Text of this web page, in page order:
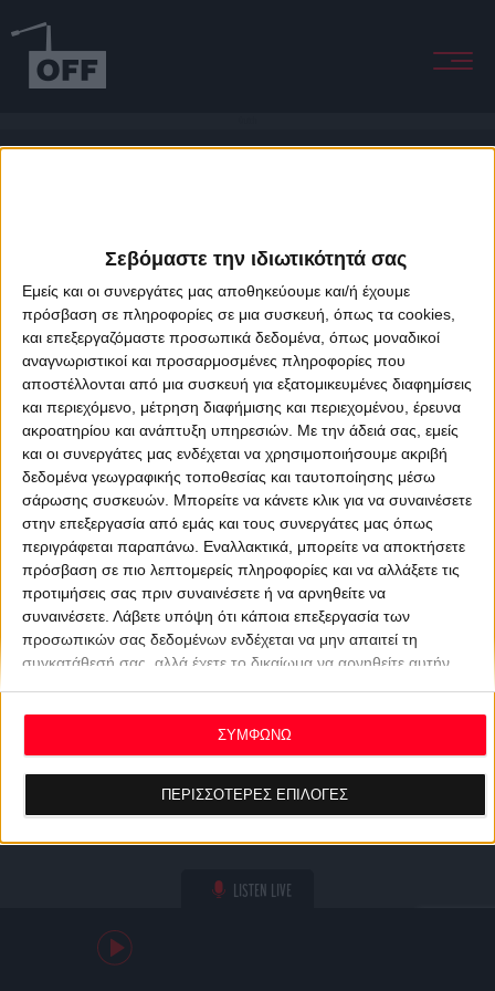
Σεβόμαστε την ιδιωτικότητά σας
Εμείς και οι συνεργάτες μας αποθηκεύουμε και/ή έχουμε
πρόσβαση σε πληροφορίες σε μια συσκευή, όπως τα cookies,
και επεξεργαζόμαστε προσωπικά δεδομένα, όπως μοναδικοί
αναγνωριστικοί και προσαρμοσμένες πληροφορίες που
αποστέλλονται από μια συσκευή για εξατομικευμένες διαφημίσεις
και περιεχόμενο, μέτρηση διαφήμισης και περιεχομένου, έρευνα
ακροατηρίου και ανάπτυξη υπηρεσιών. Με την άδειά σας, εμείς
και οι συνεργάτες μας ενδέχεται να χρησιμοποιήσουμε ακριβή
δεδομένα γεωγραφικής τοποθεσίας και ταυτοποίησης μέσω
σάρωσης συσκευών. Μπορείτε να κάνετε κλικ για να συναινέσετε
στην επεξεργασία από εμάς και τους συνεργάτες μας όπως
περιγράφεται παραπάνω. Εναλλακτικά, μπορείτε να αποκτήσετε
πρόσβαση σε πιο λεπτομερείς πληροφορίες και να αλλάξετε τις
προτιμήσεις σας πριν συναινέσετε ή να αρνηθείτε να
συναινέσετε. Λάβετε υπόψη ότι κάποια επεξεργασία των
προσωπικών σας δεδομένων ενδέχεται να μην απαιτεί τη
συγκατάθεσή σας, αλλά έχετε το δικαίωμα να αρνηθείτε αυτήν
ανακαλέσετε τη συγκατάθεσή σας ανά πάσα στιγμή
επιστρέφοντας σε αυτόν τον ιστότοπο και κάνοντας κλικ στο
κουμπί "Απορρήτου" στο κάτω μέρος της ιστοσελίδας.
ΠΕΡΙΣΣΟΤΕΡΕΣ ΕΠΙΛΟΓΕΣ
ΣΥΜΦΩΝΩ
LISTEN LIVE
About Offradio Business Class Terms & Conditions
Privacy Policy
Designed & developed byporcupine colors&Fotis Alexandrou